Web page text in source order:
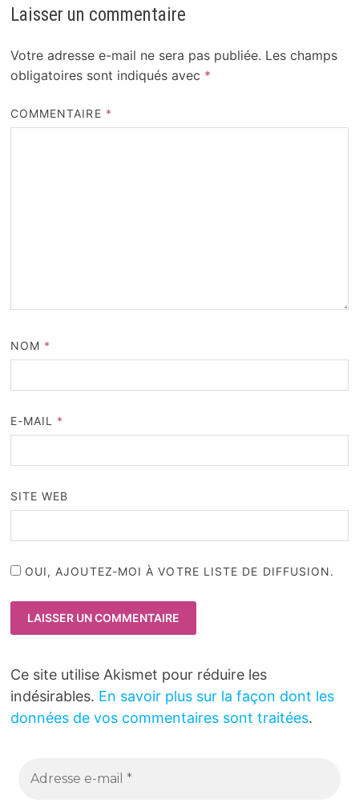
Laisser un commentaire
Votre adresse e-mail ne sera pas publiée. Les champs
obligatoires sont indiqués avec *
COMMENTAIRE *
NOM *
E-MAIL *
SITE WEB
OUI, AJOUTEZ-MOI À VOTRE LISTE DE DIFFUSION.
Ce site utilise Akismet pour réduire les
indésirables. En savoir plus sur la façon dont les
données de vos commentaires sont traitées.